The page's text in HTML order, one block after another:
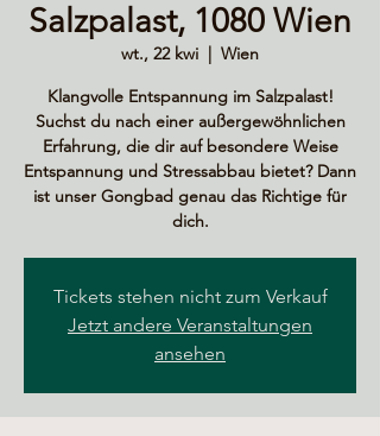
Salzpalast, 1080 Wien
wt., 22 kwi
Wien
Klangvolle Entspannung im Salzpalast!
Suchst du nach einer außergewöhnlichen
Erfahrung, die dir auf besondere Weise
Entspannung und Stressabbau bietet? Dann
ist unser Gongbad genau das Richtige für
dich.
Tickets stehen nicht zum Verkauf
Jetzt andere Veranstaltungen
ansehen